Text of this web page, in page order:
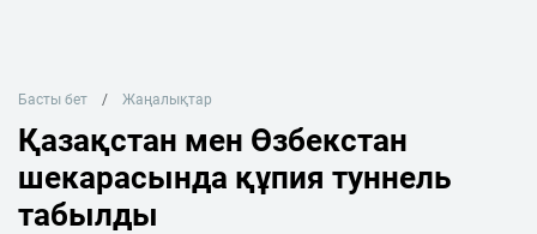
Басты бет Жаңалықтар
Қазақстан мен Өзбекстан
шекарасында құпия туннель
табылды